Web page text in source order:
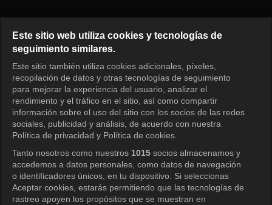
Iniciar sesión
Este sitio web utiliza cookies y tecnologías de
seguimiento similares.
Este sitio también utiliza cookies adicionales, píxeles,
recopilación de datos y otras tecnologías de seguimiento
para mejorar la experiencia del usuario, analizar el
rendimiento y el tráfico en el sitio, así como compartir
información sobre el uso del sitio con los socios de las redes
sociales, publicidad y análisis, de acuerdo con nuestra
Política de privacidad y Política de cookies.
Tanto nosotros como nuestros 1015 socios almacenamos y
accedemos a datos personales, como datos de navegación
o identificadores únicos, en tu dispositivo. Si seleccionas
Aceptar cookies, estarás permitiendo que las tecnologías de
rastreo apoyen los propósitos que se muestran en